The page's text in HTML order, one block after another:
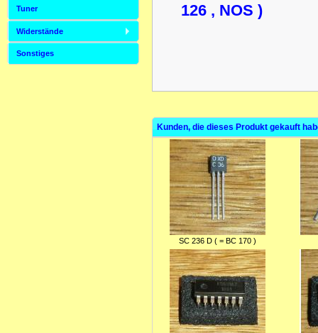
126 , NOS )
Kunden, die dieses Produkt gekauft
SC 236 D ( = BC 170 )
Tuner
Widerstände
Sonstiges